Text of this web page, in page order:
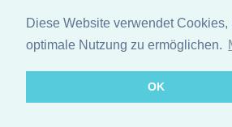
Diese Website verwendet Cookies,
optimale Nutzung zu ermöglichen.
OK
Website © Thailandee.com -